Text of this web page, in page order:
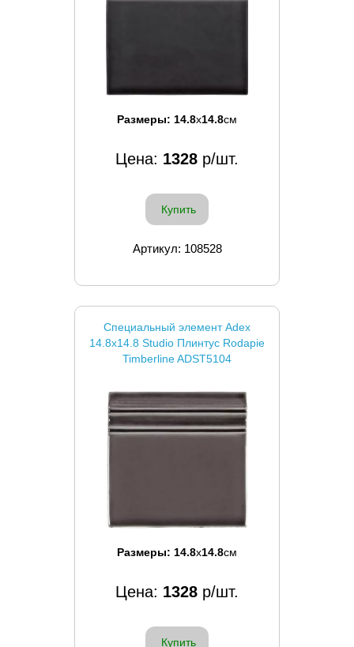
Размеры: 14.8x14.8см
Цена: 1328 р/шт.
Купить
Артикул: 108528
Специальный элемент Adex
14.8x14.8 Studio Плинтус Rodapie
Timberline ADST5104
Размеры: 14.8x14.8см
Цена: 1328 р/шт.
Купить